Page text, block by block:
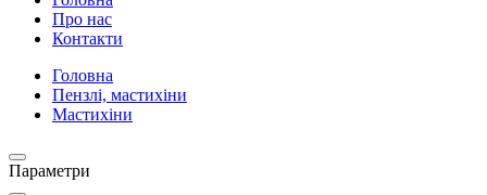
Про нас
Контакти
Головна
Пензлі, мастихіни
Мастихіни
Параметри